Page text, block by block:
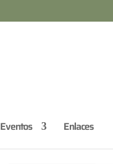
Eventos Enlaces